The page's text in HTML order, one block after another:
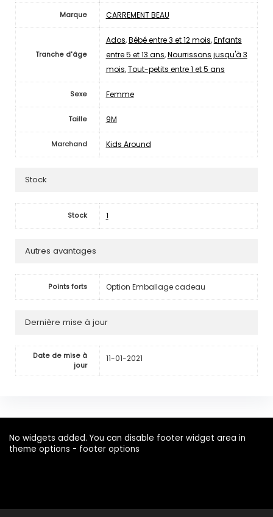
Marque CARREMENT BEAU
Tranche d'âge
Ados,Bébé entre 3 et 12 mois,Enfants
entre 5 et 13 ans,Nourrissons jusqu'à 3
mois,Tout-petits entre 1 et 5 ans
Sexe Femme
Taille 9M
Marchand Kids Around
Stock
Stock 1
Autres avantages
Points forts Option Emballage cadeau
Dernière mise à jour
Date de mise à
jour
11-01-2021
No widgets added. You can disable footer widget area in
theme options - footer options